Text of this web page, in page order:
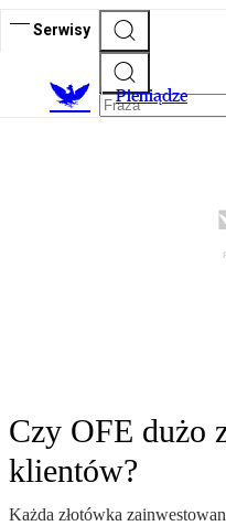
Serwisy
Pieniądze
Czy OFE dużo
klientów?
Każda złotówka